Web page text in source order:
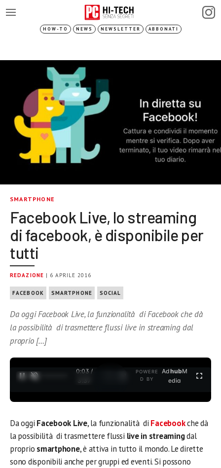
HOW-TO NEWS NEWSLETTER ABBONATI
SMARTPHONE
Facebook Live, lo streaming
di facebook, è disponibile per
tutti
REDAZIONE | 6 APRILE 2016
FACEBOOK SMARTPHONE SOCIAL
Da oggi Facebook Live, la funzionalità di Facebook che dà
la possibilità di trasmettere flussi live in streaming dal
proprio […]
0:03 /
3:37
POWERE
D BY
AdhubM
edia
Da oggi Facebook Live, la funzionalità di Facebookche dà
la possibilità di trasmettere flussi live in streamingdal
proprio smartphone, è attiva in tutto il mondo. Le dirette
sono disponibili anche per gruppi ed eventi. Si possono